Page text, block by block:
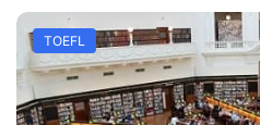
TOEFL